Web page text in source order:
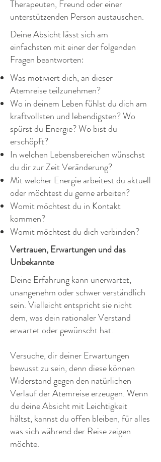
Therapeuten, Freund oder einer
unterstützenden Person austauschen.
Deine Absicht lässt sich am
einfachsten mit einer der folgenden
Fragen beantworten:
Was motiviert dich, an dieser
Atemreise teilzunehmen?
Wo in deinem Leben fühlst du dich am
kraftvollsten und lebendigsten? Wo
spürst du Energie? Wo bist du
erschöpft?
In welchen Lebensbereichen wünschst
du dir zur Zeit Veränderung?
Mit welcher Energie arbeitest du aktuell
oder möchtest du gerne arbeiten?
Womit möchtest du in Kontakt
kommen?
Womit möchtest du dich verbinden?
Vertrauen, Erwartungen und das
Unbekannte
Deine Erfahrung kann unerwartet,
unangenehm oder schwer verständlich
sein. Vielleicht entspricht sie nicht
dem, was dein rationaler Verstand
erwartet oder gewünscht hat.
Versuche, dir deiner Erwartungen
bewusst zu sein, denn diese können
Widerstand gegen den natürlichen
Verlauf der Atemreise erzeugen. Wenn
du deine Absicht mit Leichtigkeit
hältst, kannst du offen bleiben, für alles
was sich während der Reise zeigen
möchte.